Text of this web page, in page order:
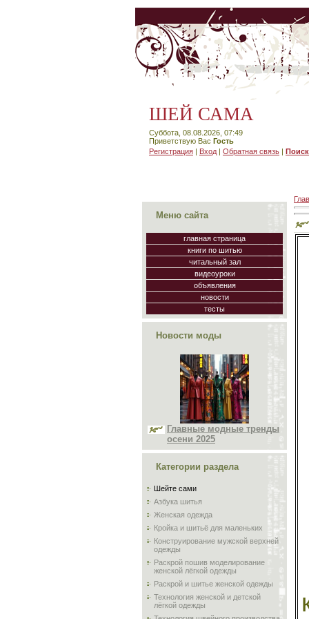
ШЕЙ САМА
Суббота, 08.08.2026, 07:49
Приветствую Вас Гость
Регистрация | Вход | Обратная связь |
Меню сайта
главная страница
книги по шитью
читальный зал
видеоуроки
объявления
новости
тесты
Новости моды
Главные модные тренды
осени 2025
Категории раздела
Шейте сами
Азбука шитья
Женская одежда
Кройка и шитьё для маленьких
Конструирование мужской верхней
одежды
Раскрой пошив моделирование
женской лёгкой одежды
Раскрой и шитье женской одежды
Технология женской и детской
лёгкой одежды